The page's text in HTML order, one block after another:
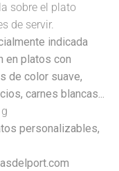
sobre el plato
de servir.
indicada
en platos con
de color suave,
carnes blancas...
personalizables,